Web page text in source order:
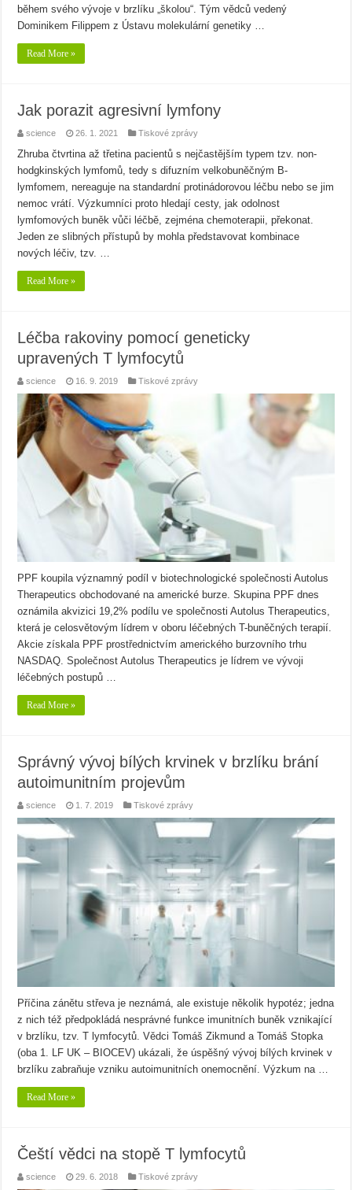
během svého vývoje v brzlíku „školou“. Tým vědců vedený
Dominikem Filippem z Ústavu molekulární genetiky …
Read More »
Jak porazit agresivní lymfony
science 26. 1. 2021 Tiskové zprávy
Zhruba čtvrtina až třetina pacientů s nejčastějším typem tzv. non-
hodgkinských lymfomů, tedy s difuzním velkobuněčným B-
lymfomem, nereaguje na standardní protinádorovou léčbu nebo se jim
nemoc vrátí. Výzkumníci proto hledají cesty, jak odolnost
lymfomových buněk vůči léčbě, zejména chemoterapii, překonat.
Jeden ze slibných přístupů by mohla představovat kombinace
nových léčiv, tzv. …
Read More »
Léčba rakoviny pomocí geneticky
upravených T lymfocytů
science 16. 9. 2019 Tiskové zprávy
PPF koupila významný podíl v biotechnologické společnosti Autolus
Therapeutics obchodované na americké burze. Skupina PPF dnes
oznámila akvizici 19,2% podílu ve společnosti Autolus Therapeutics,
která je celosvětovým lídrem v oboru léčebných T-buněčných terapií.
Akcie získala PPF prostřednictvím amerického burzovního trhu
NASDAQ. Společnost Autolus Therapeutics je lídrem ve vývoji
léčebných postupů …
Read More »
Správný vývoj bílých krvinek v brzlíku brání
autoimunitním projevům
science 1. 7. 2019 Tiskové zprávy
Příčina zánětu střeva je neznámá, ale existuje několik hypotéz; jedna
z nich též předpokládá nesprávné funkce imunitních buněk vznikající
v brzlíku, tzv. T lymfocytů. Vědci Tomáš Zikmund a Tomáš Stopka
(oba 1. LF UK – BIOCEV) ukázali, že úspěšný vývoj bílých krvinek v
brzlíku zabraňuje vzniku autoimunitních onemocnění. Výzkum na …
Read More »
Čeští vědci na stopě T lymfocytů
science 29. 6. 2018 Tiskové zprávy